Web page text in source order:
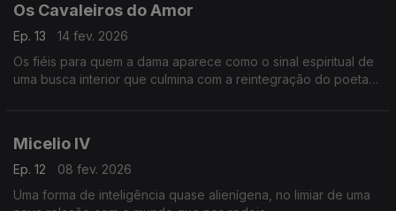
Os Cavaleiros do Amor
Ep. 13
14 fev. 2026
Os fiéis para quem a dama aparece como o sinal espiritual de
uma busca interior que culmina com a reintegração do poeta
Micelio IV
Ep. 12
08 fev. 2026
Uma forma de inteligência quase alienígena, no limiar de uma